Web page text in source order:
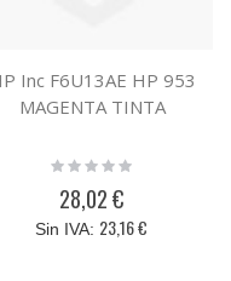
Inc F6U13AE HP 953
MAGENTA TINTA
Rating:
28,02 €
23,16 €